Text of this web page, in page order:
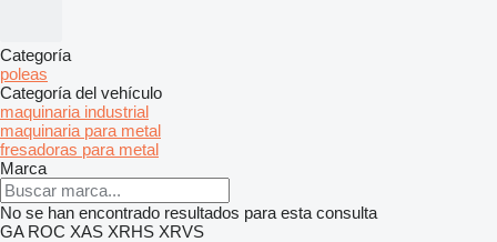
Categoría
poleas
Categoría del vehículo
maquinaria industrial
maquinaria para metal
fresadoras para metal
Marca
No se han encontrado resultados para esta consulta
GA ROC XAS XRHS XRVS